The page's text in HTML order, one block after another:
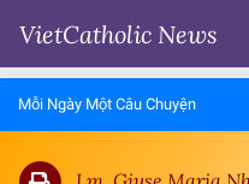
VietCatholic News
Mỗi Ngày Một Câu Chuyện